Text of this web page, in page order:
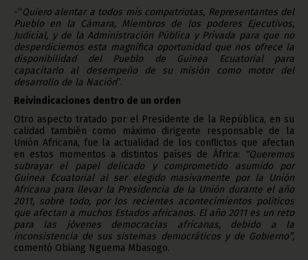
-“Quiero alentar a todos mis compatriotas, Representantes del
Pueblo en la Cámara, Miembros de los poderes Ejecutivos,
Judicial, y de la Administración Pública y Privada para que no
desperdiciemos esta magnífica oportunidad que nos ofrece la
disponibilidad del Pueblo de Guinea Ecuatorial para
capacitarlo al desempeño de su misión como motor del
desarrollo de la Nación”.
Reivindicaciones dentro de un orden
Otro aspecto tratado por el Presidente de la República, en su
calidad también como máximo dirigente responsable de la
Unión Africana, fue la actualidad de los conflictos que afectan
en estos momentos a distintos países de África:
“Queremos
subrayar el papel delicado y comprometido asumido por
Guinea Ecuatorial al ser elegido masivamente por la Unión
Africana para llevar la Presidencia de la Unión durante el año
2011, sobre todo, por los recientes acontecimientos políticos
que afectan a muchos Estados africanos. El año 2011 es un reto
para las jóvenes democracias africanas, debido a la
inconsistencia de sus sistemas democráticos y de Gobierno”,
comentó Obiang Nguema Mbasogo.